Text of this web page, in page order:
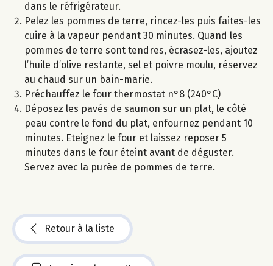
dans le réfrigérateur.
Pelez les pommes de terre, rincez-les puis faites-les
cuire à la vapeur pendant 30 minutes. Quand les
pommes de terre sont tendres, écrasez-les, ajoutez
l’huile d’olive restante, sel et poivre moulu, réservez
au chaud sur un bain-marie.
Préchauffez le four thermostat n°8 (240°C)
Déposez les pavés de saumon sur un plat, le côté
peau contre le fond du plat, enfournez pendant 10
minutes. Eteignez le four et laissez reposer 5
minutes dans le four éteint avant de déguster.
Servez avec la purée de pommes de terre.
Retour à la liste